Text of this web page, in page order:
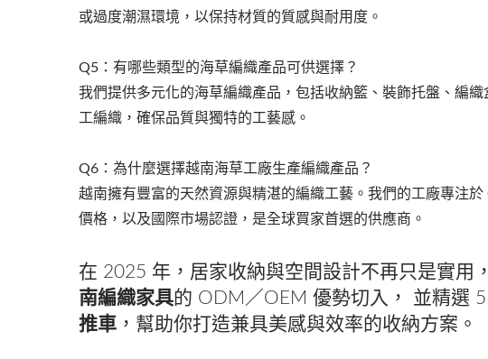
或過度潮濕環境，以保持材質的質感與耐用度。
Q5：有哪些類型的海草編織產品可供選擇？
我們提供多元化的海草編織產品，包括收納籃、裝飾托盤、編
工編織，確保品質與獨特的工藝感。
Q6：為什麼選擇越南海草工廠生產編織產品？
越南擁有豐富的天然資源與精湛的編織工藝。我們的工廠專注
價格，以及國際市場認證，是全球買家首選的供應商。
在 2025 年，居家收納與空間設計不再只是實用
南編織家具的 ODM／OEM 優勢切入， 並精選
推車 ，幫助你打造兼具美感與效率的收納方案。